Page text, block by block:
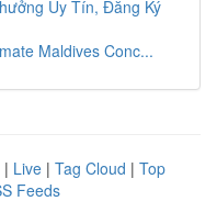
Uy Tín, Đăng Ký
Maldives Conc...
| Live | Tag Cloud | Top
Feeds